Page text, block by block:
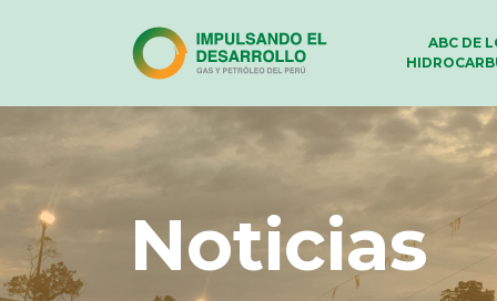
ABC DE
Noticias